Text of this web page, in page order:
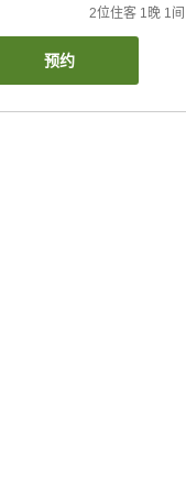
2位住客 1 晚 1 间
预约